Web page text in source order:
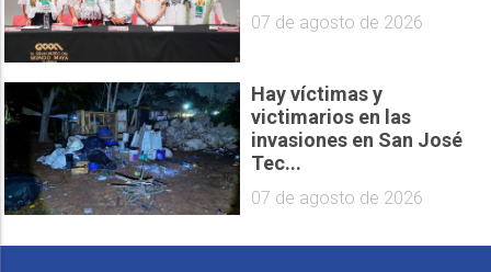
07 de agosto de 2026
Hay víctimas y
victimarios en las
invasiones en San José
Tec...
07 de agosto de 2026